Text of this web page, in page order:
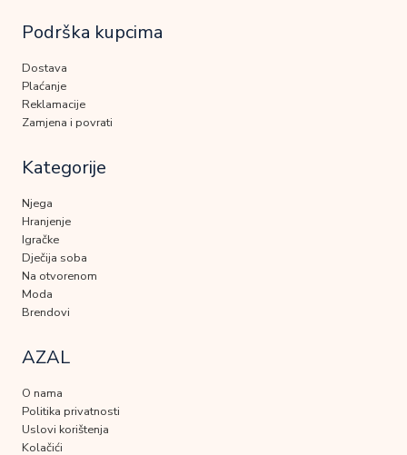
Podrška kupcima
Dostava
Plaćanje
Reklamacije
Zamjena i povrati
Kategorije
Njega
Hranjenje
Igračke
Dječija soba
Na otvorenom
Moda
Brendovi
AZAL
O nama
Politika privatnosti
Uslovi korištenja
Kolačići